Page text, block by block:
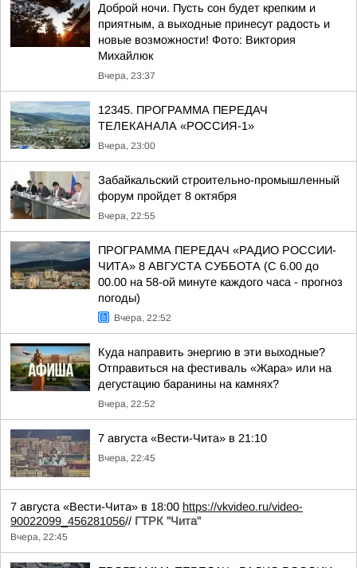
Доброй ночи. Пусть сон будет крепким и
приятным, а выходные принесут радость и
новые возможности! Фото: Виктория
Михайлюк
Вчера, 23:37
12345. ПРОГРАММА ПЕРЕДАЧ
ТЕЛЕКАНАЛА «РОССИЯ-1»
Вчера, 23:00
Забайкальский строительно-промышленный
форум пройдет 8 октября
Вчера, 22:55
ПРОГРАММА ПЕРЕДАЧ «РАДИО РОССИИ-
ЧИТА» 8 АВГУСТА СУББОТА (С 6.00 до
00.00 на 58-ой минуте каждого часа - прогноз
погоды)
Вчера, 22:52
Куда направить энергию в эти выходные?
Отправиться на фестиваль «Жара» или на
дегустацию баранины на камнях?
Вчера, 22:52
7 августа «Вести-Чита» в 21:10
Вчера, 22:45
7 августа «Вести-Чита» в 18:00 https://vkvideo.ru/video-
90022099_456281056// ГТРК "Чита"
Вчера, 22:45